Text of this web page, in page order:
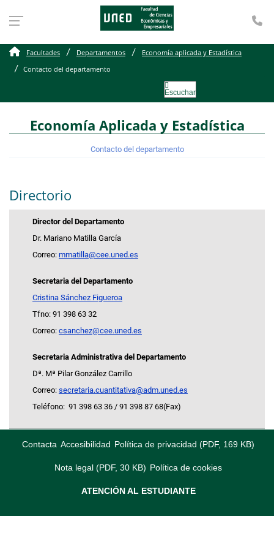
Contacto del
Facultades Departamentos
Economía aplicada y Estadística
Contacto del departamento
Escuchar
Economía Aplicada y Estadística
Contacto del departamento
Directorio
Director del Departamento
Dr. Mariano Matilla García
Correo: mmatilla@cee.uned.es
Secretaria del Departamento
Cristina Sánchez Figueroa
Tfno: 91 398 63 32
Correo: csanchez@cee.uned.es
Secretaria Administrativa del Departamento
Dª. Mª Pilar González Carrillo
Correo: secretaria.cuantitativa@adm.uned.es
Teléfono: 91 398 63 36 / 91 398 87 68(Fax)
Contacta Accesibilidad Política de privacidad (PDF, 169 KB)
Nota legal (PDF, 30 KB) Política de cookies
ATENCIÓN AL ESTUDIANTE